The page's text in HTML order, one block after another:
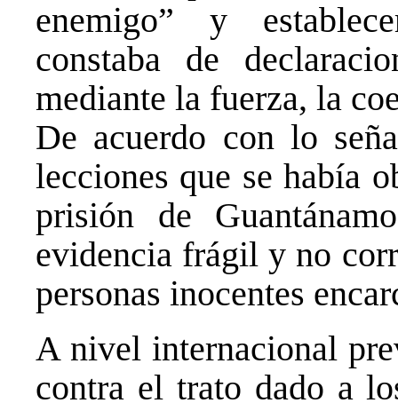
enemigo” y
constaba de
mediante la fuerza, la
De acuerdo con lo
lecciones que se había
prisión de
evidencia frágil y no
personas inocentes
A nivel internacional
contra el trato dado a